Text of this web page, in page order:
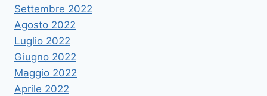
Settembre 2022
Agosto 2022
Luglio 2022
Giugno 2022
Maggio 2022
Aprile 2022